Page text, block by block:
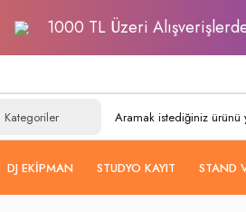
1000 TL Üzeri
DJ EKIPMAN STUDYO KAYIT STAND